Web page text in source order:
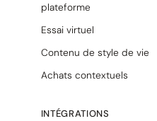
plateforme
Essai virtuel
Contenu de style de vie
Achats contextuels
INTÉGRATIONS